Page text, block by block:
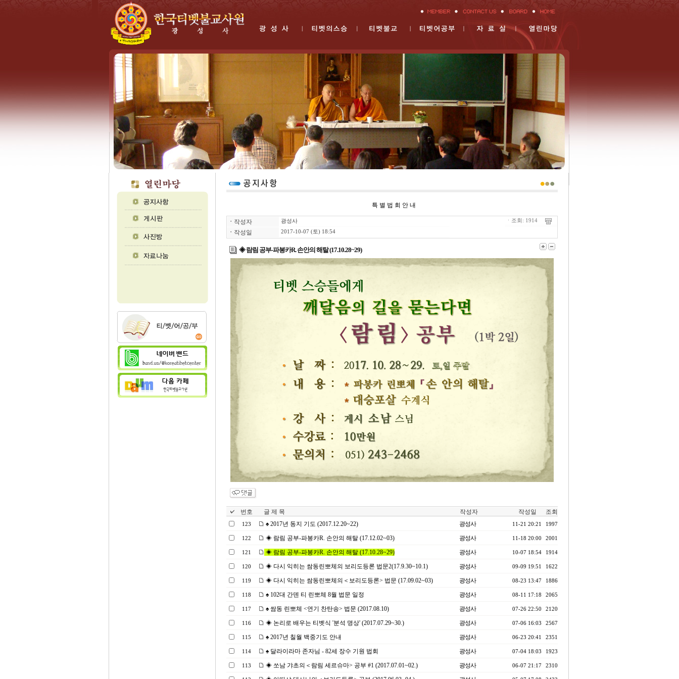
특 별 법 회 안 내
ㆍ 작성자 광성사
ㆍ 작성일 2017-10-07 (토) 18:54
ㆍ조회: 1914
◈ 람림 공부-파봉카R. 손안의 해탈 (17.10.28~29)
번호 글 제 목 작성자 작성일 조회
123 ♠ 2017년 동지 기도 (2017.12.20~22) 광성사 11-21 20:21 1997
122 ◈ 람림 공부-파봉카R. 손안의 해탈 (17.12.02~03) 광성사 11-18 20:00 2001
121 ◈ 람림 공부-파봉카R. 손안의 해탈 (17.10.28~29) 광성사 10-07 18:54 1914
120 ◈ 다시 익히는 쌈동린뽀체의 보리도등론 법문2(17.9.30~10.1) 광성사 09-09 19:51 1622
119 ◈ 다시 익히는 쌈동린뽀체의＜보리도등론> 법문 (17.09.02~03) 광성사 08-23 13:47 1886
118 ♠ 102대 간덴 티 린뽀체 8월 법문 일정 광성사 08-11 17:18 2065
117 ♠ 쌈동 린뽀체 <연기 찬탄송> 법문 (2017.08.10) 광성사 07-26 22:50 2120
116 ◈ 논리로 배우는 티벳식 '분석 명상' (2017.07.29~30.) 광성사 07-06 16:03 2567
115 ♠ 2017년 칠월 백중기도 안내 광성사 06-23 20:41 2351
114 ♠ 달라이라마 존자님 - 82세 장수 기원 법회 광성사 07-04 18:03 1923
113 ◈ 쏘남 갸초의＜람림 세르슈마> 공부 #1 (2017.07.01~02.) 광성사 06-07 21:17 2310